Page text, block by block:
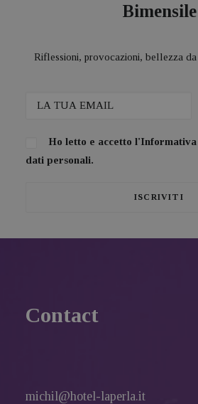
Bimensile
Riflessioni, provocazioni, bellezza da
Ho letto e accetto l'
dati personali.
Contact
michil@hotel-laperla.it